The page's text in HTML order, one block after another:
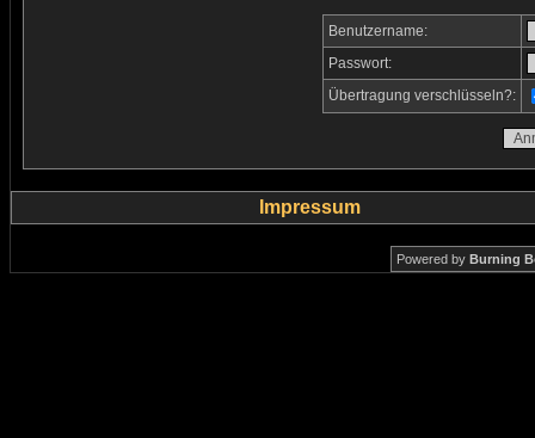
Benutzername:
Passwort:
Übertragung verschlüsseln?:
Impressum
Powered by Burning